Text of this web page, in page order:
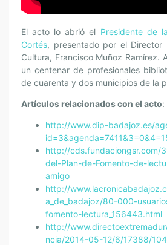
El acto lo abrió el Presidente de
Cortés, presentado por el Director
Cultura, Francisco Muñoz Ramírez.
un centenar de profesionales
de cuarenta y dos municipios de la
Artículos relacionados con el acto:
http://www.dip-badajoz.es/
http://cds.fundaciongsr.com/
del-Plan-de-Fomento-de-
amigo
http://
a_de_badajoz/80-000-
fomento-lectura_156443.html
http://
ncia/2014-05-12/6/17388/